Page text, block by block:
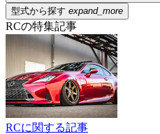
型式から探す expand_more
RCの特集記事
RCに関する記事